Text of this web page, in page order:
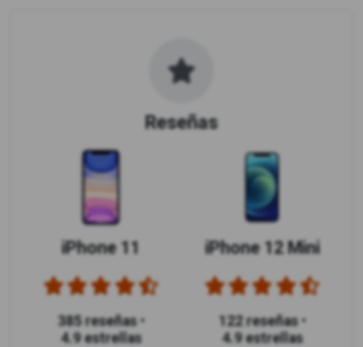
Reseñas
iPhone 11
385 reseñas •
4.9 estrellas
iPhone 12 Mini
122 reseñas •
4.9 estrellas